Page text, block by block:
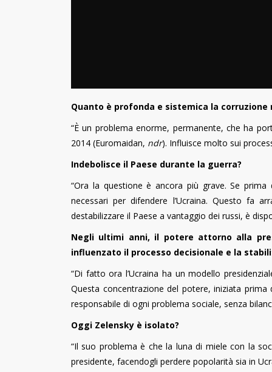
Quanto è profonda e sistemica la corruzione
“È un problema enorme, permanente, che ha
2014 (Euromaidan, ndr). Influisce molto sui
Indebolisce il Paese durante la guerra?
“Ora la questione è ancora più grave. Se
necessari per difendere l’Ucraina. Questo fa
destabilizzare il Paese a vantaggio dei russi, è
Negli ultimi anni, il potere attorno alla
influenzato il processo decisionale e la
“Di fatto ora l’Ucraina ha un modello
Questa concentrazione del potere, iniziata
responsabile di ogni problema sociale, senza
Oggi Zelensky è isolato?
“Il suo problema è che la luna di miele con la
presidente, facendogli perdere popolarità sia in